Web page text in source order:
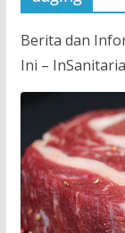
Berita dan
Ini –